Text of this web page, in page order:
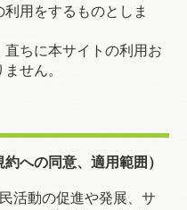
用をするものとしま
ちに本サイトの利用お
せん。
への同意、適用範囲）
活動の促進や発展、サ